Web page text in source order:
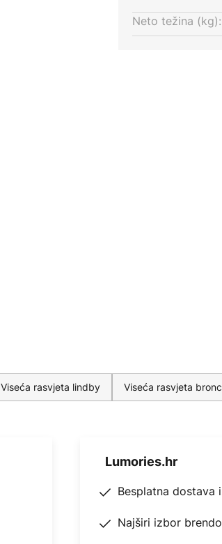
Neto težina (kg):
Viseća rasvjeta lindby Viseća rasvjeta
Lumories.hr
Besplatna dostava
Najširi izbor